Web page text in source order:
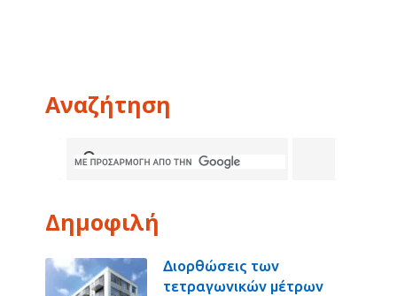
Αναζήτηση
Δημοφιλή
Διορθώσεις των
τετραγωνικών μέτρων